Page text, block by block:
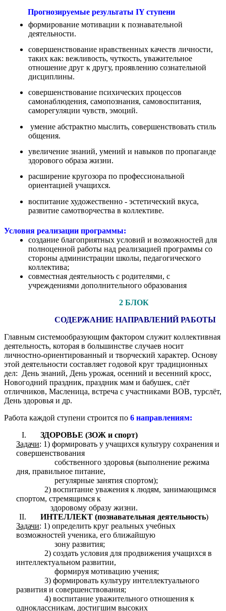
Прогнозируемые результаты IY ступени
формирование мотивации к познавательной
деятельности.
совершенствование нравственных качеств личности,
таких как: вежливость, чуткость, уважительное
отношение друг к другу, проявлению сознательной
дисциплины.
совершенствование психических процессов
самонаблюдения, самопознания, самовоспитания,
саморегуляции чувств, эмоций.
умение абстрактно мыслить, совершенствовать стиль
общения.
увеличение знаний, умений и навыков по пропаганде
здорового образа жизни.
расширение кругозора по профессиональной
ориентацией учащихся.
воспитание художественно - эстетический вкуса,
развитие самотворчества в коллективе.
Условия реализации программы:
создание благоприятных условий и возможностей для
полноценной работы над реализацией программы со
стороны администрации школы, педагогического
коллектива;
cовместная деятельность с родителями, с
учреждениями дополнительного образования
2 БЛОК
СОДЕРЖАНИЕ НАПРАВЛЕНИЙ РАБОТЫ
Главным системообразующим фактором служит коллективная
деятельность, которая в большинстве случаев носит
личностно-ориентированный и творческий характер. Основу
этой деятельности составляет годовой круг традиционных
дел: День знаний, День урожая, осенний и весенний кросс,
Новогодний праздник, праздник мам и бабушек, слёт
отличников, Масленица, встреча с участниками ВОВ, турслёт,
День здоровья и др.
Работа каждой ступени строится по 6 направлениям:
ЗДОРОВЬЕ (ЗОЖ и спорт)
Задачи: 1) формировать у учащихся культуру сохранения и
совершенствования
собственного здоровья (выполнение режима
дня, правильное питание,
регулярные занятия спортом);
2) воспитание уважения к людям, занимающимся
спортом, стремящимся к
здоровому образу жизни.
ИНТЕЛЛЕКТ (познавательная деятельность)
Задачи: 1) определить круг реальных учебных
возможностей ученика, его ближайшую
зону развития;
2) создать условия для продвижения учащихся в
интеллектуальном развитии,
формируя мотивацию учения;
3) формировать культуру интеллектуального
развития и совершенствования;
4) воспитание уважительного отношения к
одноклассникам, достигшим высоких